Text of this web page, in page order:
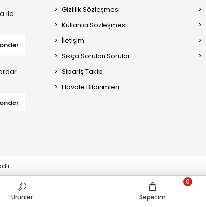
ile
Gizlilik Sözleşmesi
Kullanıcı Sözleşmesi
İletişim
Sıkça Sorulan Sorular
Sipariş Takip
Havale Bildirimleri
Ürünler Sepetim
0